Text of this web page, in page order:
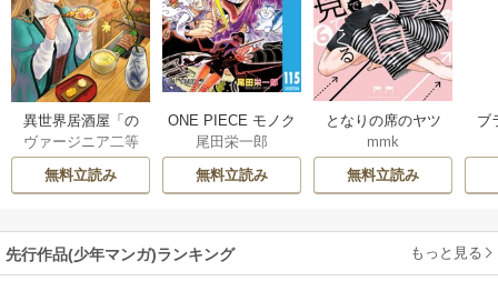
異世界居酒屋「の
ぶ」
ヴァージニア二等
兵/蝉川夏哉/転
無料立読み
ONE PIECE モノク
ロ版
尾田栄一郎
無料立読み
となりの席のヤツ
がそういう目で見
てくる
mmk
無料立読み
ブ
先行作品(少年マンガ)ランキング もっと見る